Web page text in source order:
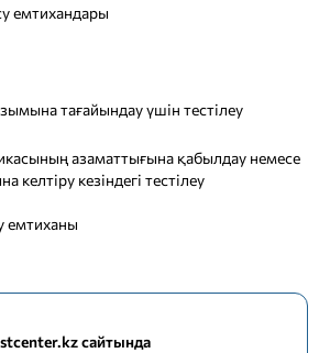
емтихандары
тағайындау үшін тестілеу
азаматтығына қабылдау немесе
келтіру кезіндегі тестілеу
емтиханы
сайтында